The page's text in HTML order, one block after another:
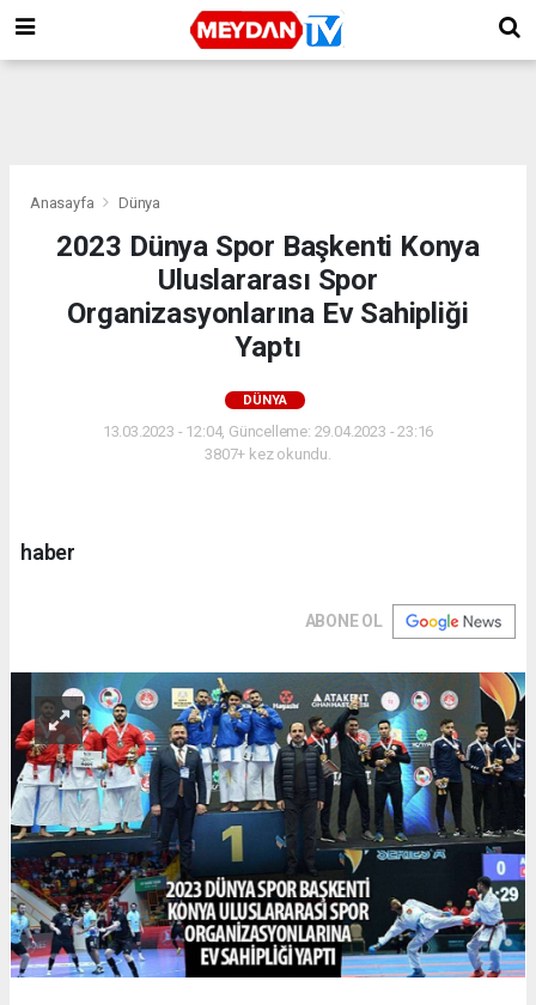
Anasayfa Dünya
2023 Dünya Spor Başkenti Konya
Uluslararası Spor
Organizasyonlarına Ev Sahipliği
Yaptı
DÜNYA
13.03.2023 - 12:04, Güncelleme: 29.04.2023 - 23:16
3807+ kez okundu.
haber
ABONE OL